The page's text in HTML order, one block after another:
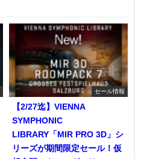
セール情報
【2/27迄】VIENNA
SYMPHONIC
LIBRARY「MIR PRO 3D」シ
リーズが期間限定セール！仮